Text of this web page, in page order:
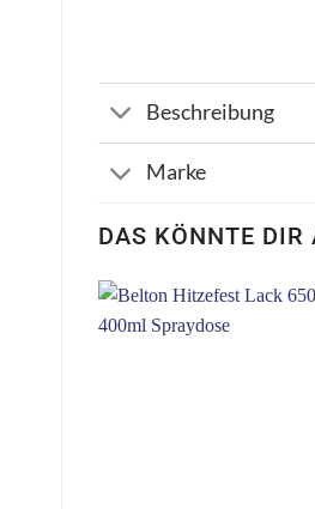
Beschreibung
Marke
DAS KÖNNTE DIR